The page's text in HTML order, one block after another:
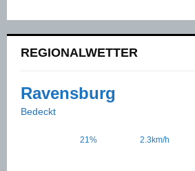
REGIONALWETTER
Ravensburg
Bedeckt
21% 2.3km/h